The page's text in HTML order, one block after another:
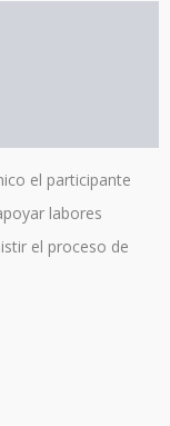
el participante
labores
el proceso de